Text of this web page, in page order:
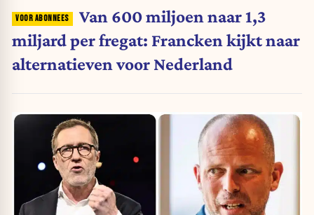
Van 600 miljoen naar 1,3
miljard per fregat: Francken kijkt naar
alternatieven voor Nederland